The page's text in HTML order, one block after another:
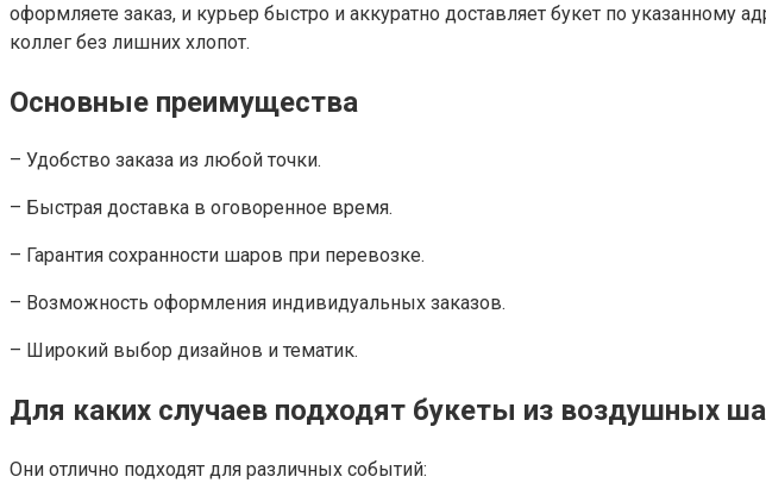
оформляете заказ, и курьер быстро и аккуратно доставляет букет по указанному
коллег без лишних хлопот.
Основные преимущества
– Удобство заказа из любой точки.
– Быстрая доставка в оговоренное время.
– Гарантия сохранности шаров при перевозке.
– Возможность оформления индивидуальных заказов.
– Широкий выбор дизайнов и тематик.
Для каких случаев подходят букеты из воздушных
Они отлично подходят для различных событий: